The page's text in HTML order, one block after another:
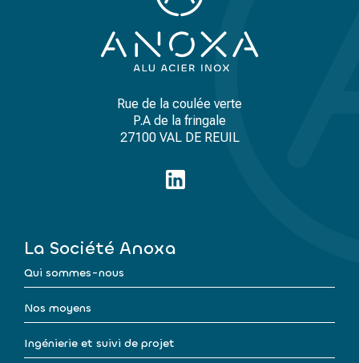
Rue de la coulée verte
P.A de la fringale
27100 VAL DE REUIL
La Société Anoxa
Qui sommes-nous
Nos moyens
Ingénierie et suivi de projet